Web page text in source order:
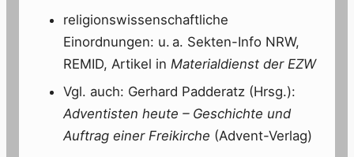
religionswissenschaftliche
Einordnungen: u. a. Sekten-Info NRW,
REMID, Artikel in Materialdienst der EZW
Vgl. auch: Gerhard Padderatz (Hrsg.):
Adventisten heute – Geschichte und
Auftrag einer Freikirche (Advent-Verlag)